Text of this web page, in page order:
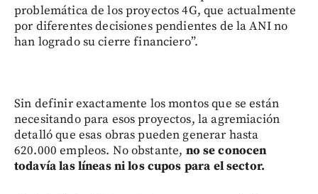
problemática de los proyectos 4G, que actualmente
por diferentes decisiones pendientes de la ANI no
han logrado su cierre financiero”.
Sin definir exactamente los montos que se están
necesitando para esos proyectos, la agremiación
detalló que esas obras pueden generar hasta
620.000 empleos. No obstante, no se conocen
todavía las líneas ni los cupos para el sector.